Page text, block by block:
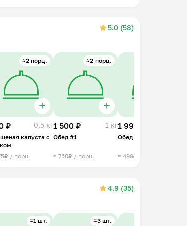
5.0 (58)
≈2 порц.
₽ 0,5 кг
капуста с
/ порц.
≈2 порц.
1 500 ₽ 1 кг
Обед #1
≈ 750₽ / порц.
1 990 ₽
Обед #2
≈ 498₽ / порц.
4.9 (35)
≈1 шт. ≈3 шт.